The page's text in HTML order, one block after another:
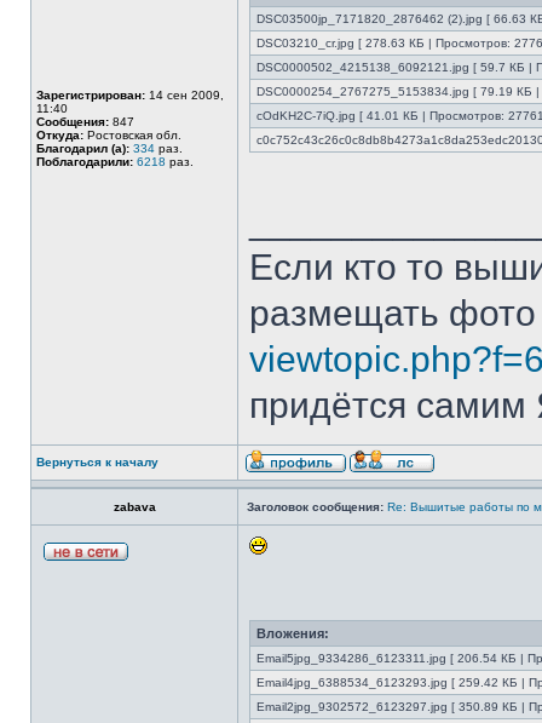
Зарегистрирован: 14 сен 2009,
11:40
Сообщения: 847
Откуда: Ростовская обл.
Благодарил (а): 334 раз.
Поблагодарили: 6218 раз.
DSC03500jp_7171820_2876462 (2).jpg [ 66.63
DSC03210_cr.jpg [ 278.63 КБ | Просмотров:
DSC0000502_4215138_6092121.jpg [ 59.7 КБ |
DSC0000254_2767275_5153834.jpg [ 79.19 КБ
cOdKH2C-7iQ.jpg [ 41.01 КБ | Просмотров:
Если кто то
размещать фото
придётся самим
Вернуться к началу
zabava Заголовок сообщения: Re: Вышитые работы по
Вложения:
Email5jpg_9334286_6123311.jpg [ 206.54 КБ |
Email4jpg_6388534_6123293.jpg [ 259.42 КБ |
Email2jpg_9302572_6123297.jpg [ 350.89 КБ |